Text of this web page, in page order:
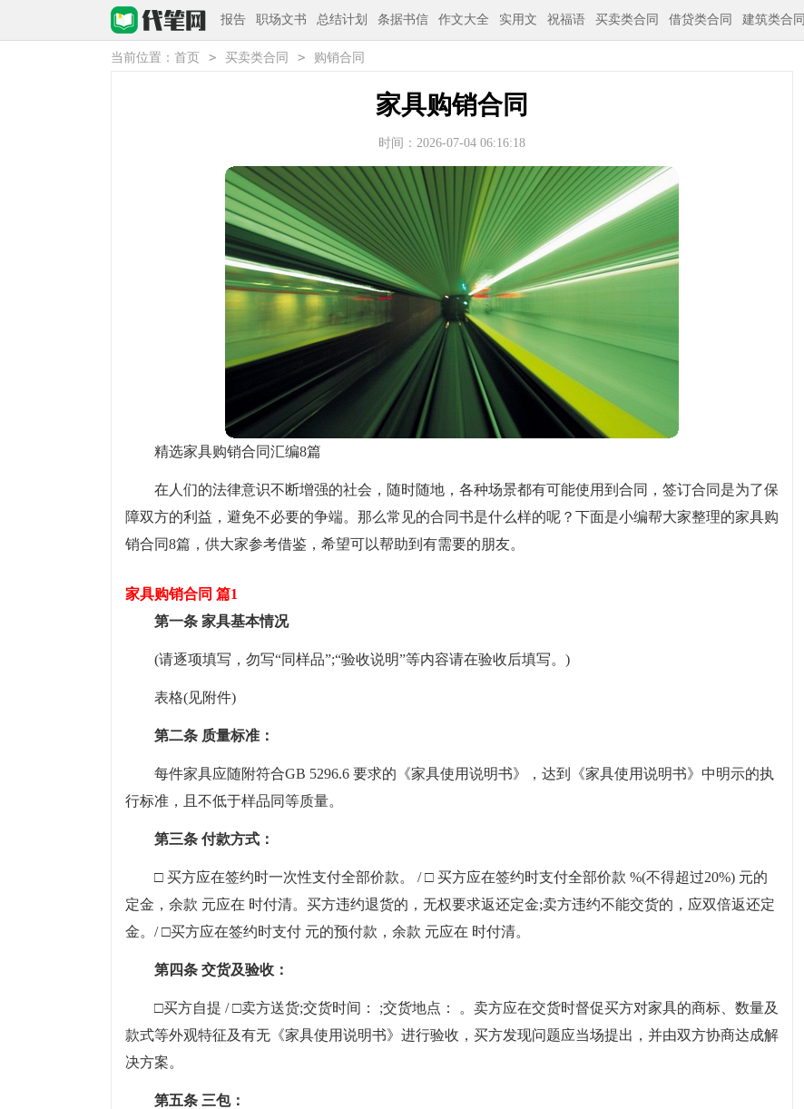
报告 职场文书 总结计划 条据书信 作文大全 实用文 祝福语 买卖类合同 借贷类合同 建筑类合同
当前位置： 首页 > 买卖类合同 > 购销合同
家具购销合同
时间：2026-07-04 06:16:18
精选家具购销合同汇编8篇
在人们的法律意识不断增强的社会，随时随地，各种场景都有可能使用到合同，签订合同是为了保
障双方的利益，避免不必要的争端。那么常见的合同书是什么样的呢？下面是小编帮大家整理的家具购
销合同8篇，供大家参考借鉴，希望可以帮助到有需要的朋友。
家具购销合同 篇1
第一条 家具基本情况
(请逐项填写，勿写“同样品”;“验收说明”等内容请在验收后填写。)
表格(见附件)
第二条 质量标准：
每件家具应随附符合GB 5296.6 要求的《家具使用说明书》，达到《家具使用说明书》中明示的执
行标准，且不低于样品同等质量。
第三条 付款方式：
□ 买方应在签约时一次性支付全部价款。 / □ 买方应在签约时支付全部价款 %(不得超过20%) 元的
定金，余款 元应在 时付清。买方违约退货的，无权要求返还定金;卖方违约不能交货的，应双倍返还定
金。/ □买方应在签约时支付 元的预付款，余款 元应在 时付清。
第四条 交货及验收：
□买方自提 / □卖方送货;交货时间： ;交货地点： 。卖方应在交货时督促买方对家具的商标、数量及
款式等外观特征及有无《家具使用说明书》进行验收，买方发现问题应当场提出，并由双方协商达成解
决方案。
第五条 三包：